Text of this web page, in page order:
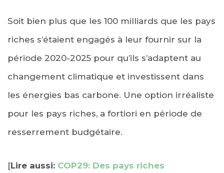
Soit bien plus que les 100 milliards que les pays
riches s’étaient engagés à leur fournir sur la
période 2020-2025 pour qu’ils s’adaptent au
changement climatique et investissent dans
les énergies bas carbone. Une option irréaliste
pour les pays riches, a fortiori en période de
resserrement budgétaire.
[Lire aussi: COP29: Des pays riches